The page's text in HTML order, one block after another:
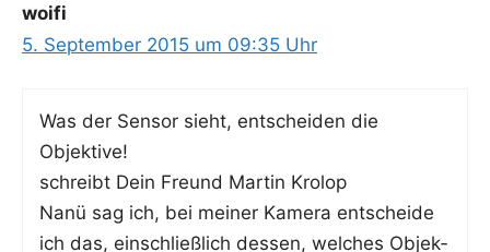
woifi
5. September 2015 um 09:35 Uhr
Was der Sen­sor sieht, ent­schei­den die
Objektive!
schreibt Dein Freund Mar­tin Krolop
Nanü sag ich, bei mei­ner Kame­ra ent­schei­de
ich das, ein­schließ­lich des­sen, wel­ches Objek­